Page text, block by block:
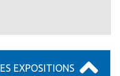
EXPOSITIONS